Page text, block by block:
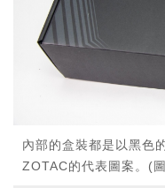
內部的盒裝都是以黑色
ZOTAC的代表圖案。(